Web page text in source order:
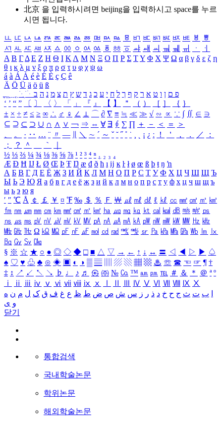
北京 을 입력하시려면 beijing을 입력하시고 space를 누르
시면 됩니다.
ㅥ ㅦ ㅧ ㅨ ㅩ ㅪ ㅫ ㅬ ㅭ ㅮ ㅯ ㅰ ㅱ ㅲ ㅳ ㅴ ㅵ ㅶ ㅷ ㅸ
ㅹ
ㅺ ㅻ ㅼ ㅽ ㅾ ㅿ ㆀ ㆁ ㆂ ㆃ ㆄ ㆅ ㆆ ㆇ ㆈ ㆉ ㆊ ㆋ ㆌ ㆍ
ㆎ
Α Β ΓΔ Ε Ζ Η Θ Ι ΚΛ Μ Ν Ξ Ο Π Ρ Σ ΤΥ Φ Χ Ψ Ω α β γ δ ε ζ η
θ ι κ λ μ ν ξ ο π ρ σ τ υ φ χ ψ ω
á à Á À é è É È ç Ç ê
Ä Ö Ü ä ö ü ß
ִֶֹ ֻּ ׁׂ פ ם ן ו ט א ר ק ף ך ל ח י ע כ ג ד ש ץ ת צ מ נ ה ב
‘ ’ “ ” 〔 〕 〈 〉 「 」 『 』 【 】 ＂ （ ） ［ ］ ｛ ｝
± × ÷ ≠ ≤ ≥ ∞ ∴ ♂ ♀ ∠ ⊥ ⌒ ∂ ∇ ≡ ≒ ≪ ≫ √ ∽ ∝ ∵ ∫ ∬ ∈ ∋
⊆ ⊇ ⊂ ⊃ ∪ ∩ ∧ ∨ ￢ ⇒ ⇔ ∀ ∃ ∮ ∑ ∏ ＋ － ＜ ＝
＞
、
。 · ‥ … ¨ 〃 ― ＼ ∼ ´ ～ ˇ ˘ ˝ ˚ ˙ ¸ ¡ ¿ ː ！ ＇ ， ． ／
：
；
？ ＾ ｀
½ ⅓ ⅔ ¼ ¾ ⅛ ⅜ ⅝ ⅞ ¹ ² ³ ⁴ ⁿ ₁ ₂ ₃ ₄
Æ Ð Ħ Ĳ Ł Ø Œ Þ Ŧ Ŋ æ đ ð ħ ı ĳ ĸ ŀ ł ø œ ß þ ŧ ŋ ŉ
А Б В Г Д Е Ё Ж З И Й К Л М Н О П Р С Т У Ф Х Ц Ч Ш Щ Ъ
Ы Ь Э Ю Я а б в г д е ё ж з и й к л м н о п р с т у ф х ц ч ш щ ъ
ы ь э ю я
′ ″ ℃ Å ￠ ￡ ￥ ¤ ℉ ‰ ＄ ％ Ｆ ￦ ㎕ ㎖ ㎗ ℓ ㎘ ㏄ ㎣ ㎤ ㎥ ㎦
㎙ ㎚ ㎛ ㎜ ㎝ ㎞ ㎟ ㎠ ㎡ ㎢ ㏊ ㎍ ㎎ ㎏ ㏏ ㎈ ㎉ ㏈ ㎧ ㎨ ㎰
㎱ ㎲ ㎳ ㎴ ㎵ ㎶ ㎷ ㎸ ㎹ ㎀ ㎁ ㎂ ㎃ ㎄ ㎺ ㎻ ㎽ ㎾ ㎿ ㎐ ㎑
㎒ ㎓ ㎔ Ω ㏀ ㏁ ㎊ ㎋ ㎌ ㏖ ㏅ ㎭ ㎮ ㎯ ㏛ ㎩ ㎪ ㎫ ㎬ ㏝ ㏐
㏓
㏃ ㏉ ㏜ ㏆
§ ※ ☆ ★ ○ ● ◎ ◇ ◆ □ ■ △ ▽ → ← ↑ ↓ ↔ 〓 ◁ ◀ ▷ ▶ ♤
♠ ♡ ♥ ♧ ♣ ⊙ ◈ ▣ ◐ ◑ ▒ ▤ ▨ ▧ ▦ ▩ ♨ ☏ ☎ ☜ ☞ ¶ †
‡ ↕ ↗ ↙ ↖ ↘ ♭ ♩ ♪ ♬ ㉿ ㈜ № ㏇ ™ ㏂ ㏘ ℡ ＃ ＆ ＊ ＠ ª º
ⅰ
ⅱ ⅲ ⅳ ⅴ ⅵ ⅶ ⅷ ⅸ ⅹ Ⅳ Ⅴ Ⅵ Ⅶ Ⅷ Ⅸ Ⅹ
ب ت ث ج ح خ د ذ ر ز س ش ص ض ط ظ ع غ ف ق ک ل م ن ه
و ی
닫기
통합검색
국내학술논문
학위논문
해외학술논문